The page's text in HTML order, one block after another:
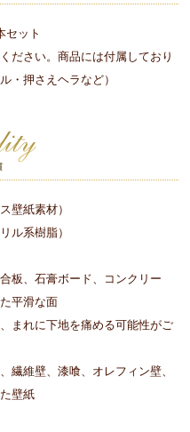
セット
ださい。商品には付属しており
・押さえヘラなど）
壁紙素材）
ル系樹脂）
板、石膏ボード、コンクリー
平滑な面
まれに下地を痛める可能性がご
繊維壁、漆喰、オレフィン壁、
壁紙